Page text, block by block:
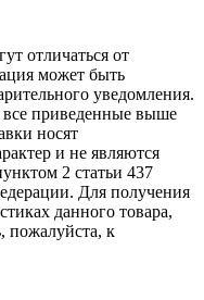
отличаться от
может быть
уведомления.
приведенные выше
носят
и не являются
2 статьи 437
Для получения
данного товара,
пожалуйста, к